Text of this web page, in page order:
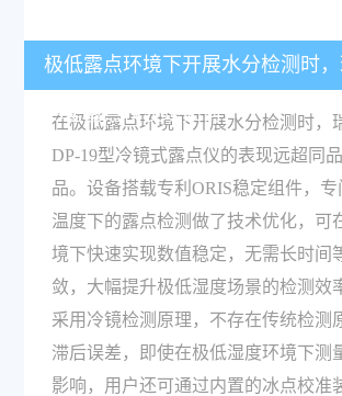
极低露点环境下开展水分检测时
19型露点仪表现如何？
在极低露点环境下开展水分检测时，
DP-19型冷镜式露点仪的表现远超同
品。设备搭载专利ORIS稳定组件，
温度下的露点检测做了技术优化，可
境下快速实现数值稳定，无需长时间
敛，大幅提升极低湿度场景的检测效
采用冷镜检测原理，不存在传统检测
滞后误差，即使在极低湿度环境下测
影响，用户还可通过内置的冰点校准